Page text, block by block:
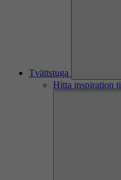
Tvättstuga
Hitta inspiration